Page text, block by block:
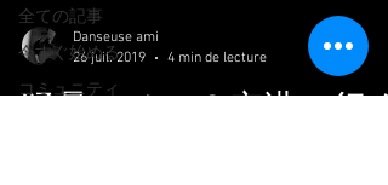
全ての記事
今すぐ始める
コミュニティ
Danseuse ami
26 juil. 2019
4 min de lecture
猛暑のせい？空港に行く